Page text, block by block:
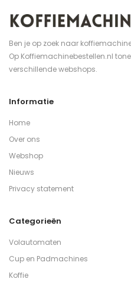
Ben je op zoek naar
Op Koffiemachinebestellen.nl
verschillende webshops.
Informatie
Home
Over ons
Webshop
Nieuws
Privacy statement
Categorieën
Volautomaten
Cup en Padmachines
Koffie